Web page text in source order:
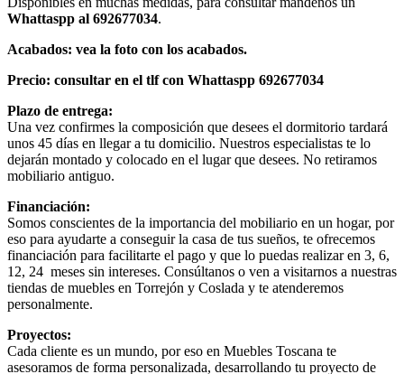
Whattaspp al 692677034.
Acabados: vea la foto con los acabados.
Precio: consultar en el tlf con Whattaspp 692677034
Plazo de entrega:
Una vez confirmes la composición que desees el dormitorio tardará
unos 45 días en llegar a tu domicilio. Nuestros especialistas te lo
dejarán montado y colocado en el lugar que desees. No retiramos
mobiliario antiguo.
Financiación:
Somos conscientes de la importancia del mobiliario en un hogar, por
eso para ayudarte a conseguir la casa de tus sueños, te ofrecemos
financiación para facilitarte el pago y que lo puedas realizar en 3, 6,
12, 24 meses sin intereses. Consúltanos o ven a visitarnos a nuestras
tiendas de muebles en Torrejón y Coslada y te atenderemos
personalmente.
Proyectos:
Cada cliente es un mundo, por eso en Muebles Toscana te
asesoramos de forma personalizada, desarrollando tu proyecto de